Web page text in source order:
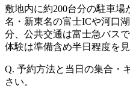
敷地内に約200台分の駐車
名・新東名の富士ICや河口
分、公共交通は富士急バス
体験は準備含め半日程度を見
Q. 予約方法と当日の集合・
さい。